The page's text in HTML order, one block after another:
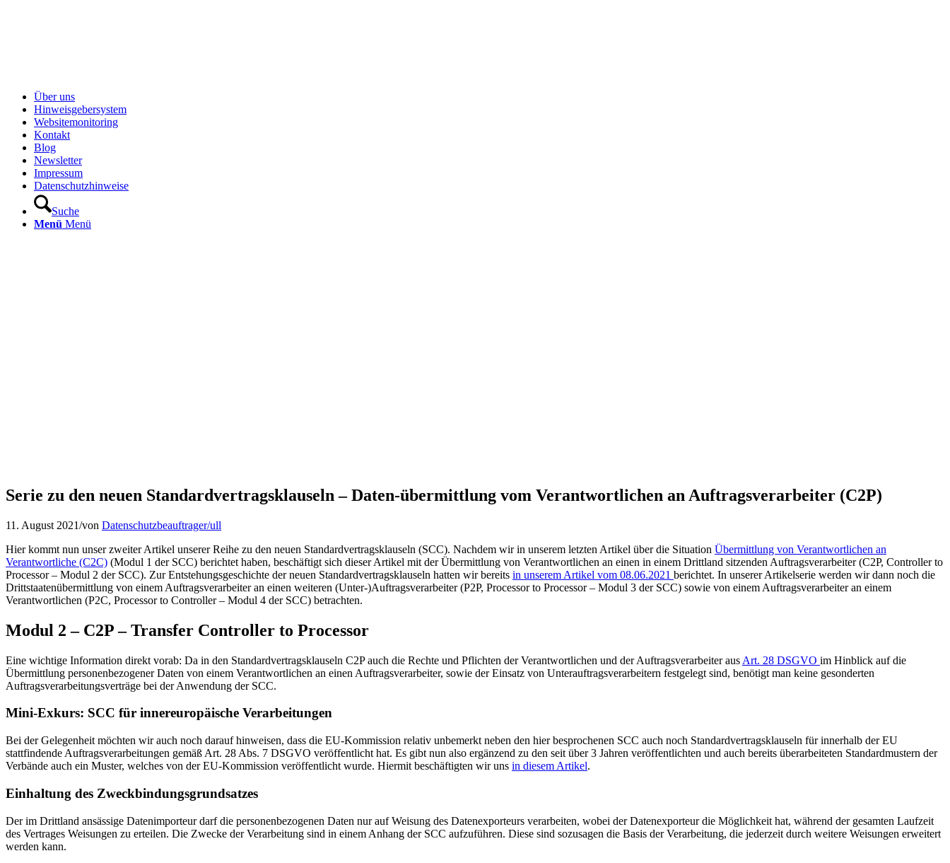
Über uns
Hinweisgebersystem
Websitemonitoring
Kontakt
Blog
Newsletter
Impressum
Datenschutzhinweise
Suche
Menü Menü
Serie zu den neuen Standardvertragsklauseln – Daten-übermittlung vom Verantwortlichen an Auftragsverarbeiter (C2P)
11. August 2021/von Datenschutzbeauftrager/ull
Hier kommt nun unser zweiter Artikel unserer Reihe zu den neuen Standardvertragsklauseln (SCC). Nachdem wir in unserem letzten Artikel über die Situation Übermittlung von Verantwortlichen an
Verantwortliche (C2C) (Modul 1 der SCC) berichtet haben, beschäftigt sich dieser Artikel mit der Übermittlung von Verantwortlichen an einen in einem Drittland sitzenden Auftragsverarbeiter (C2P, Controller to
Processor – Modul 2 der SCC). Zur Entstehungsgeschichte der neuen Standardvertragsklauseln hatten wir bereits in unserem Artikel vom 08.06.2021 berichtet. In unserer Artikelserie werden wir dann noch die
Drittstaatenübermittlung von einem Auftragsverarbeiter an einen weiteren (Unter-)Auftragsverarbeiter (P2P, Processor to Processor – Modul 3 der SCC) sowie von einem Auftragsverarbeiter an einem
Verantwortlichen (P2C, Processor to Controller – Modul 4 der SCC) betrachten.
Modul 2 – C2P – Transfer Controller to Processor
Eine wichtige Information direkt vorab: Da in den Standardvertragsklauseln C2P auch die Rechte und Pflichten der Verantwortlichen und der Auftragsverarbeiter aus Art. 28 DSGVO im Hinblick auf die
Übermittlung personenbezogener Daten von einem Verantwortlichen an einen Auftragsverarbeiter, sowie der Einsatz von Unterauftragsverarbeitern festgelegt sind, benötigt man keine gesonderten
Auftragsverarbeitungsverträge bei der Anwendung der SCC.
Mini-Exkurs: SCC für innereuropäische Verarbeitungen
Bei der Gelegenheit möchten wir auch noch darauf hinweisen, dass die EU-Kommission relativ unbemerkt neben den hier besprochenen SCC auch noch Standardvertragsklauseln für innerhalb der EU
stattfindende Auftragsverarbeitungen gemäß Art. 28 Abs. 7 DSGVO veröffentlicht hat. Es gibt nun also ergänzend zu den seit über 3 Jahren veröffentlichten und auch bereits überarbeiteten Standardmustern der
Verbände auch ein Muster, welches von der EU-Kommission veröffentlicht wurde. Hiermit beschäftigten wir uns in diesem Artikel.
Einhaltung des Zweckbindungsgrundsatzes
Der im Drittland ansässige Datenimporteur darf die personenbezogenen Daten nur auf Weisung des Datenexporteurs verarbeiten, wobei der Datenexporteur die Möglichkeit hat, während der gesamten Laufzeit
des Vertrages Weisungen zu erteilen. Die Zwecke der Verarbeitung sind in einem Anhang der SCC aufzuführen. Diese sind sozusagen die Basis der Verarbeitung, die jederzeit durch weitere Weisungen erweitert
werden kann.